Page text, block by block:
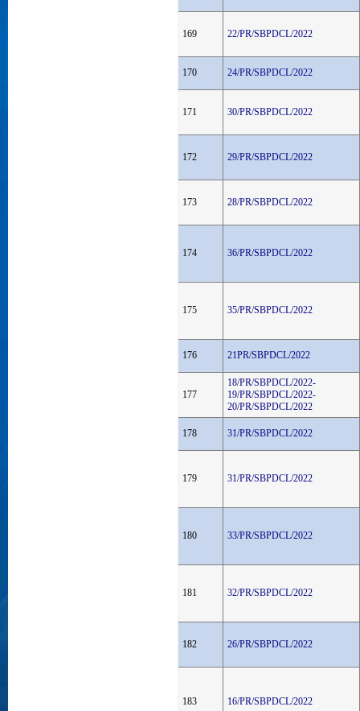
169 22/PR/SBPDCL/2022
170 24/PR/SBPDCL/2022
171 30/PR/SBPDCL/2022
172 29/PR/SBPDCL/2022
173 28/PR/SBPDCL/2022
174 36/PR/SBPDCL/2022
175 35/PR/SBPDCL/2022
176 21PR/SBPDCL/2022
177
18/PR/SBPDCL/2022-
19/PR/SBPDCL/2022-
20/PR/SBPDCL/2022
178 31/PR/SBPDCL/2022
179 31/PR/SBPDCL/2022
180 33/PR/SBPDCL/2022
181 32/PR/SBPDCL/2022
182 26/PR/SBPDCL/2022
183 16/PR/SBPDCL/2022